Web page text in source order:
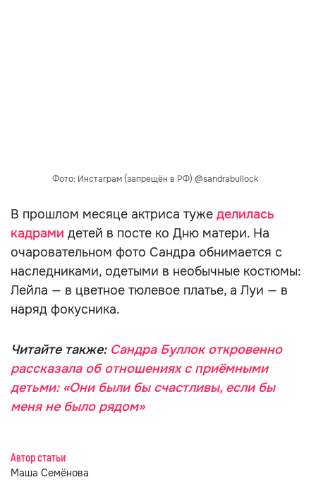
Фото: Инстаграм (запрещён в РФ) @sandrabullock
В прошлом месяце актриса туже делилась
кадрами детей в посте ко Дню матери. На
очаровательном фото Сандра обнимается с
наследниками, одетыми в необычные костюмы:
Лейла — в цветное тюлевое платье, а Луи — в
наряд фокусника.
Читайте также: Сандра Буллок откровенно
рассказала об отношениях с приёмными
детьми: «Они были бы счастливы, если бы
меня не было рядом»
Автор статьи
Маша Семёнова